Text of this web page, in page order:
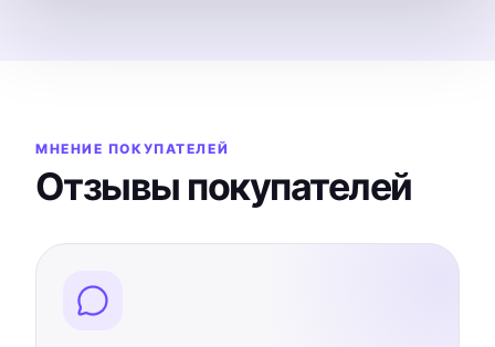
МНЕНИЕ ПОКУПАТЕЛЕЙ
Отзывы покупателей